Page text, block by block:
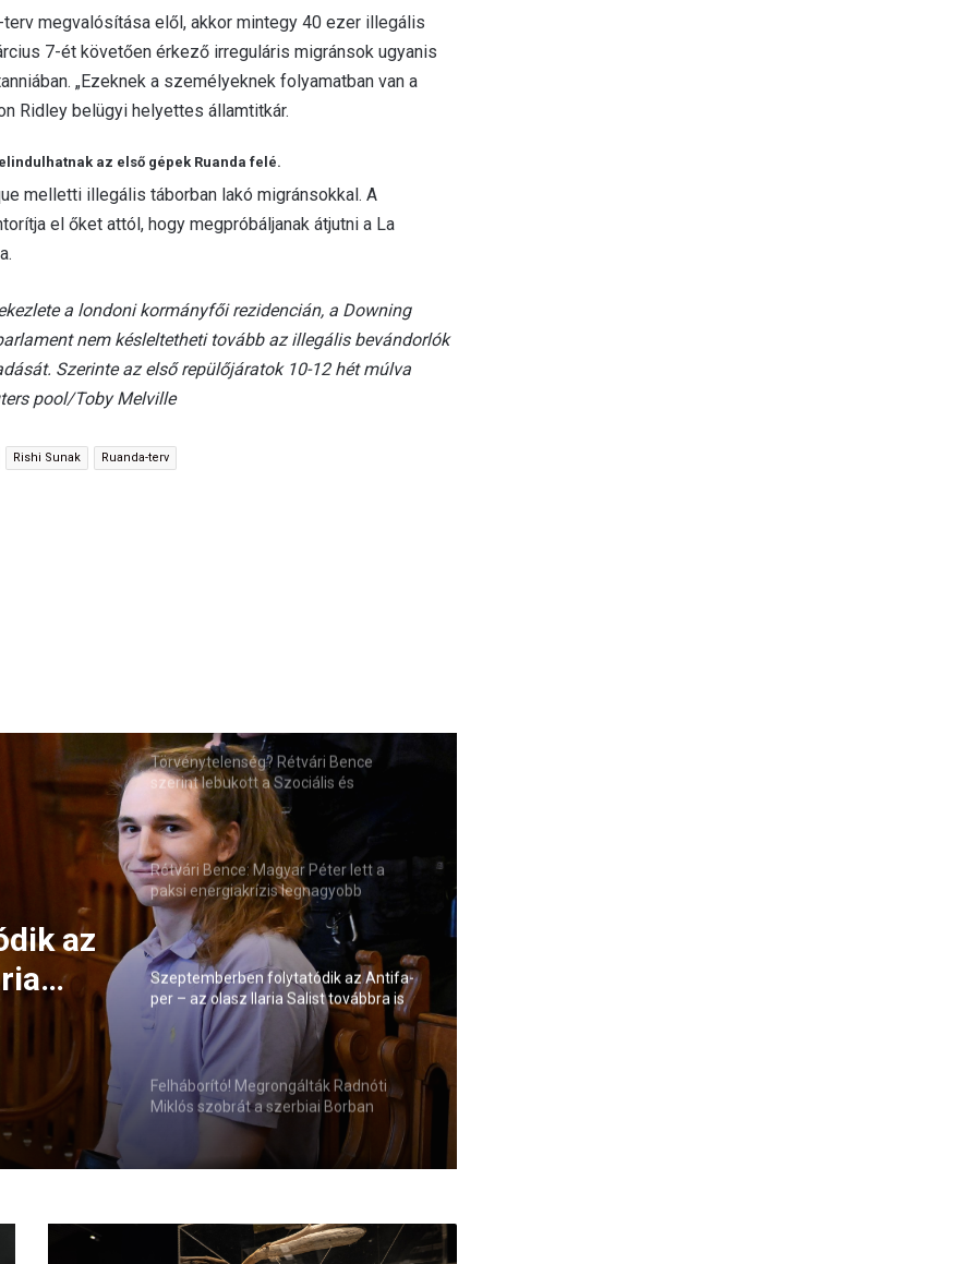
megvalósítása elől, akkor mintegy 40 ezer illegális
7-ét követően érkező irreguláris migránsok ugyanis
„Ezeknek a személyeknek folyamatban van a
Ridley belügyi helyettes államtitkár.
az első gépek Ruanda felé.
melletti illegális táborban lakó migránsokkal. A
el őket attól, hogy megpróbáljanak átjutni a La
a londoni kormányfői rezidencián, a Downing
nem késleltetheti tovább az illegális bevándorlók
Szerinte az első repülőjáratok 10-12 hét múlva
pool/Toby Melville
Rishi Sunak Ruanda-terv
az
Törvénytelenség? Rétvári Bence
szerint lebukott a Szociális és
Családügyi Minisztérium
Rétvári Bence: Magyar Péter lett a
paksi energiakrízis legnagyobb
rémhírterjesztője (VIDEÓ)
Szeptemberben folytatódik az Antifa-
per – az olasz Ilaria Salist továbbra is
mentelmi jog védi
Felháborító! Megrongálták Radnóti
Miklós szobrát a szerbiai Borban